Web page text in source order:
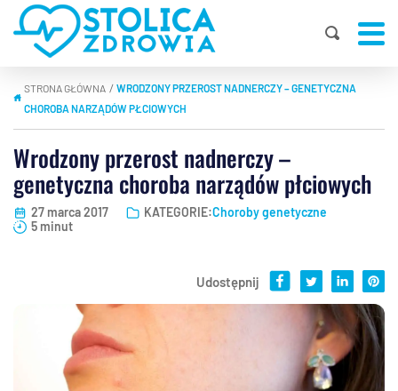
STRONA GŁÓWNA | WRODZONY PRZEROST NADNERCZY – GENETYCZNA
CHOROBA NARZĄDÓW PŁCIOWYCH
Wrodzony przerost nadnerczy –
genetyczna choroba narządów płciowych
27 marca 2017 KATEGORIE:Choroby genetyczne
5 minut
Udostępnij